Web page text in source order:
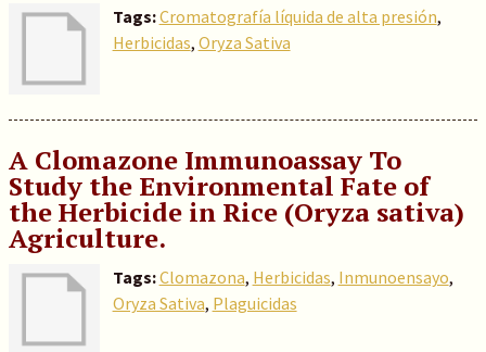
Tags:Cromatografía líquida de alta presión,
Herbicidas, Oryza Sativa
A Clomazone Immunoassay To
Study the Environmental Fate of
the Herbicide in Rice (Oryza sativa)
Agriculture.
Tags:Clomazona, Herbicidas, Inmunoensayo,
Oryza Sativa, Plaguicidas